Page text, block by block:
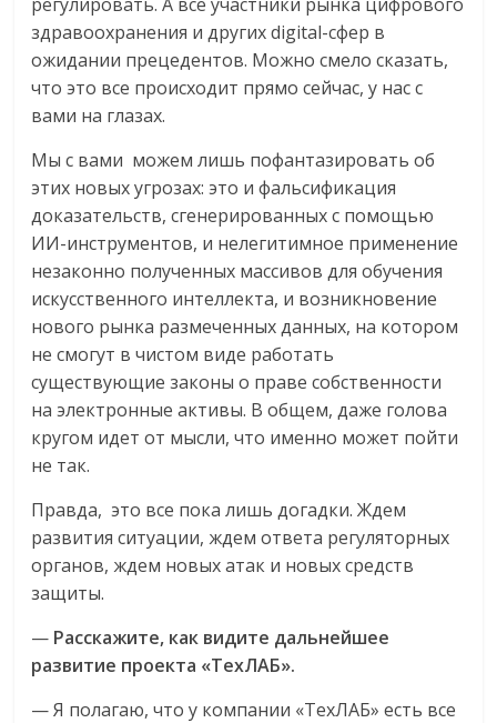
здравоохранения и других digital-сфер в
ожидании прецедентов. Можно смело сказать,
что это все происходит прямо сейчас, у нас с
вами на глазах.
Мы с вами можем лишь пофантазировать об
этих новых угрозах: это и фальсификация
доказательств, сгенерированных с помощью
ИИ-инструментов, и нелегитимное применение
незаконно полученных массивов для обучения
искусственного интеллекта, и возникновение
нового рынка размеченных данных, на котором
не смогут в чистом виде работать
существующие законы о праве собственности
на электронные активы. В общем, даже голова
кругом идет от мысли, что именно может пойти
не так.
Правда, это все пока лишь догадки. Ждем
развития ситуации, ждем ответа регуляторных
органов, ждем новых атак и новых средств
защиты.
— Расскажите, как видите дальнейшее
развитие проекта «ТехЛАБ».
— Я полагаю, что у компании «ТехЛАБ» есть все